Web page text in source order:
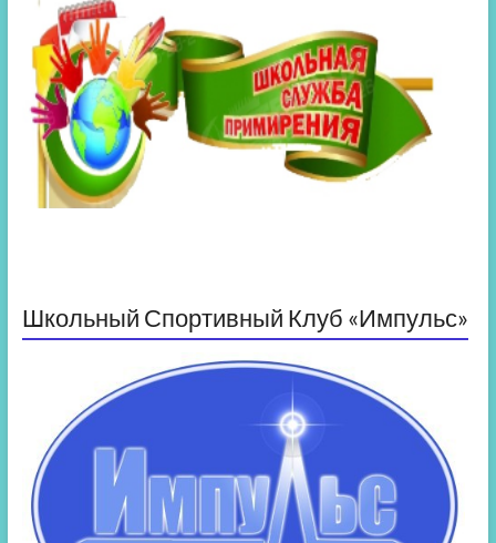
Школьный Спортивный Клуб «Импульс»